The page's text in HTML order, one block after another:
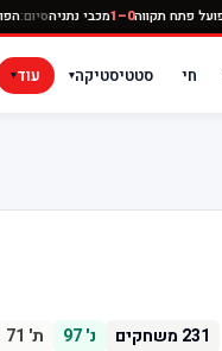
הפועל פתח תקווה0–1 מכבי נתניהסיום:
חי סטטיסטיקה▾ עוד▾
231 משחקים נ'97 ת' 71